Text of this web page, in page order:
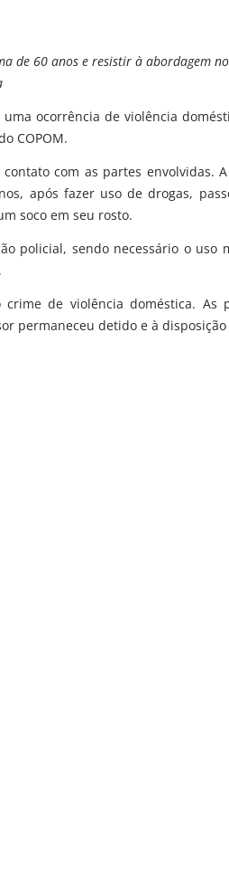
de 60 anos e resistir à abordagem
ocorrência de violência
COPOM.
com as partes envolvidas.
após fazer uso de drogas,
soco em seu rosto.
policial, sendo necessário o uso
de violência doméstica. As
permaneceu detido e à disposição